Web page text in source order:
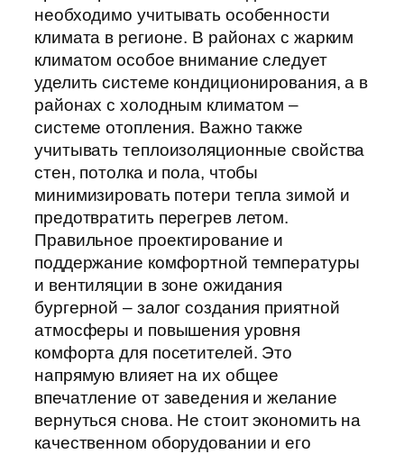
необходимо учитывать особенности
климата в регионе. В районах с жарким
климатом особое внимание следует
уделить системе кондиционирования, а в
районах с холодным климатом –
системе отопления. Важно также
учитывать теплоизоляционные свойства
стен, потолка и пола, чтобы
минимизировать потери тепла зимой и
предотвратить перегрев летом.
Правильное проектирование и
поддержание комфортной температуры
и вентиляции в зоне ожидания
бургерной – залог создания приятной
атмосферы и повышения уровня
комфорта для посетителей. Это
напрямую влияет на их общее
впечатление от заведения и желание
вернуться снова. Не стоит экономить на
качественном оборудовании и его